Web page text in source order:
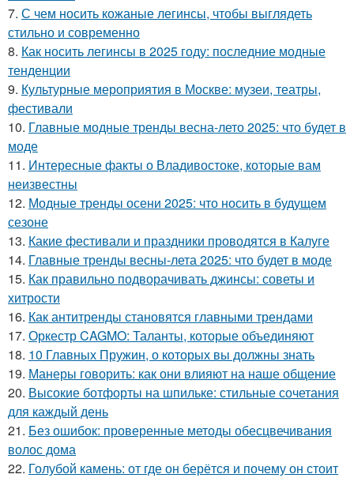
7. С чем носить кожаные легинсы, чтобы выглядеть
стильно и современно
8. Как носить легинсы в 2025 году: последние модные
тенденции
9. Культурные мероприятия в Москве: музеи, театры,
фестивали
10. Главные модные тренды весна-лето 2025: что будет в
моде
11. Интересные факты о Владивостоке, которые вам
неизвестны
12. Модные тренды осени 2025: что носить в будущем
сезоне
13. Какие фестивали и праздники проводятся в Калуге
14. Главные тренды весны-лета 2025: что будет в моде
15. Как правильно подворачивать джинсы: советы и
хитрости
16. Как антитренды становятся главными трендами
17. Оркестр CAGMO: Таланты, которые объединяют
18. 10 Главных Пружин, о которых вы должны знать
19. Манеры говорить: как они влияют на наше общение
20. Высокие ботфорты на шпильке: стильные сочетания
для каждый день
21. Без ошибок: проверенные методы обесцвечивания
волос дома
22. Голубой камень: от где он берётся и почему он стоит